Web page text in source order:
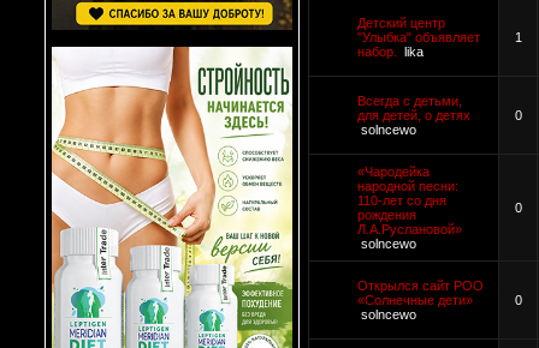
Детский центр
"Улыбка" объявляет
набор.
lika
1
Всегда с детьми,
для детей, о детях
solncewo
0
«Чародейка
народной песни:
110-лет со дня
рождения
Л.А.Руслановой»
solncewo
0
Открылся сайт РОО
«Солнечные дети»
solncewo
0